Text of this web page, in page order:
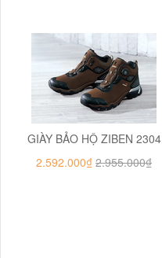
GIÀY BẢO HỘ ZIBEN 2304
2.592.000₫ 2.955.000₫